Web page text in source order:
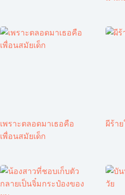
เพราะตลอดมาเธอคือ
เพื่อนสมัยเด็ก
ผีร้า